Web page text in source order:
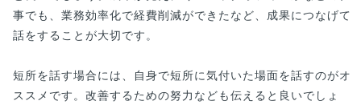
事でも、業務効率化で経費削減ができたなど、成果につなげて
話をすることが大切です。
短所を話す場合には、自身で短所に気付いた場面を話すのがオ
ススメです。改善するための努力なども伝えると良いでしょ